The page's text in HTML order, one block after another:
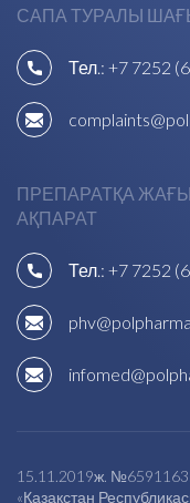
САПА ТУРАЛЫ
Тел.: +7 7252
ПРЕПАРАТҚА
АҚПАРАТ
Тел.: +7 7252
15.11.2019ж.
«Қазақстан